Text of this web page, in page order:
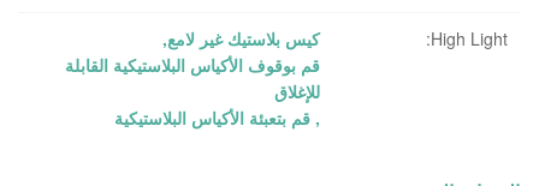
High Light: كيس بلاستيك غير لامع,
قم بوقوف الأكياس البلاستيكية القابلة
للإغلاق
,قم بتعبئة الأكياس البلاستيكية